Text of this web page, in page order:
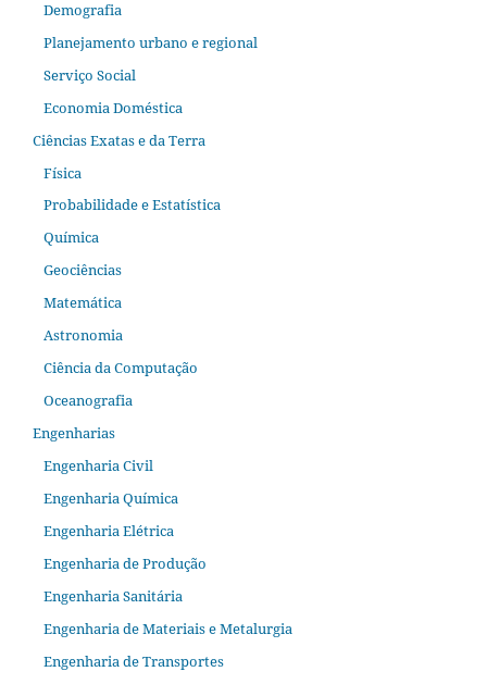
Demografia
Planejamento urbano e regional
Serviço Social
Economia Doméstica
Ciências Exatas e da Terra
Física
Probabilidade e Estatística
Química
Geociências
Matemática
Astronomia
Ciência da Computação
Oceanografia
Engenharias
Engenharia Civil
Engenharia Química
Engenharia Elétrica
Engenharia de Produção
Engenharia Sanitária
Engenharia de Materiais e Metalurgia
Engenharia de Transportes